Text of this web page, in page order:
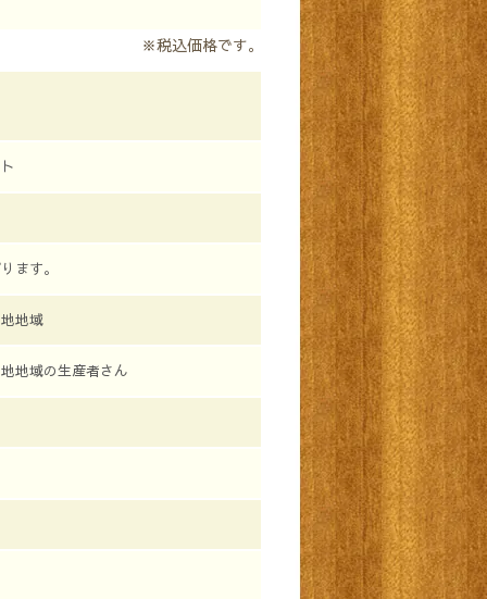
※税込価格です。
ます。
地域
地域の生産者さん